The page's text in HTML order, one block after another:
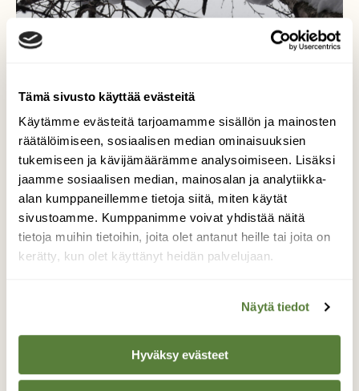
Tämä sivusto käyttää evästeitä
Käytämme evästeitä tarjoamamme sisällön ja mainosten
räätälöimiseen, sosiaalisen median ominaisuuksien
tukemiseen ja kävijämäärämme analysoimiseen. Lisäksi
jaamme sosiaalisen median, mainosalan ja analytiikka-
alan kumppaneillemme tietoja siitä, miten käytät
sivustoamme. Kumppanimme voivat yhdistää näitä
tietoja muihin tietoihin, joita olet antanut heille tai joita on
kerätty, kun olet käyttänyt heidän palvelujaan.
Näytä tiedot
Hyväksy evästeet
Lumivaippa.
Joskus oksa kerää ympärilleen
käsittämättömän lumikerroksen niinkuin
tässä kuvassa on tapahtunut. Miten siinä
pysyykin oinen määrä.
Valokuvaaja: Martti Valtonen, Merrasjärvi, Lahti
26.1.2019
TAKAISIN LISTAAN